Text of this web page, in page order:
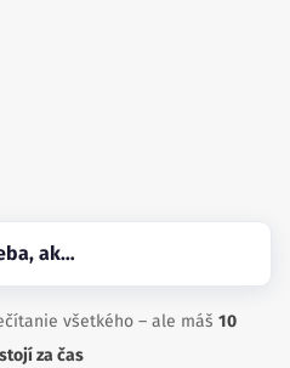
ak…
všetkého – ale máš 10
stojí za čas